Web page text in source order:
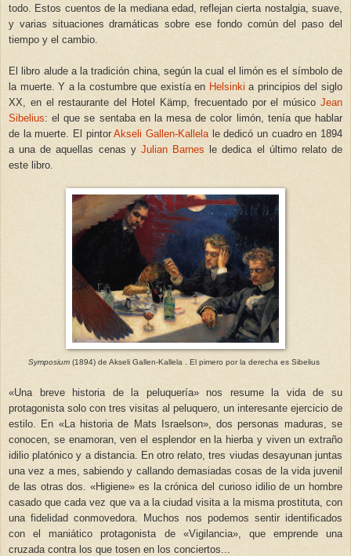
todo. Estos cuentos de la mediana edad, reflejan cierta nostalgia, suave,
y varias situaciones dramáticas sobre ese fondo común del paso del
tiempo y el cambio.
El libro alude a la tradición china, según la cual el limón es el símbolo de
la muerte. Y a la costumbre que existía en Helsinki a principios del siglo
XX, en el restaurante del Hotel Kämp, frecuentado por el músico Jean
Sibelius: el que se sentaba en la mesa de color limón, tenía que hablar
de la muerte. El pintorAkseli Gallen-Kallela le dedicó un cuadro en 1894
a una de aquellas cenas y Julian Barnes le dedica el último relato de
este libro.
Symposium (1894) de Akseli Gallen-Kallela . El pimero por la derecha es Sibelius
«Una breve historia de la peluquería»nos resume la vida de su
protagonista solo con tres visitas al peluquero, un interesante ejercicio de
estilo. En «La historia de Mats Israelson», dos personas maduras, se
conocen, se enamoran, ven el esplendor en la hierba y viven un extraño
idilio platónico y a distancia. En otro relato, tres viudas desayunan juntas
una vez a mes, sabiendo y callando demasiadas cosas de la vida juvenil
de las otras dos.«Higiene» es la crónica del curioso idilio de un hombre
casado que cada vez que va a la ciudad visita a la misma prostituta, con
una fidelidad conmovedora. Muchos nos podemos sentir identificados
con el maniático protagonista de «Vigilancia», que emprende una
cruzada contra los que tosen en los conciertos...